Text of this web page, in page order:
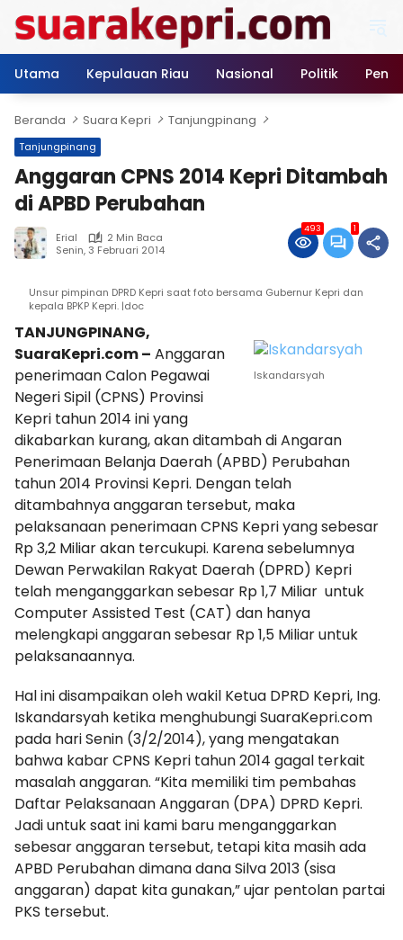
konten
Utama
Kepulauan Riau Nasional Politik
Beranda Suara Kepri Tanjungpinang
Tanjungpinang
Anggaran CPNS 2014 Kepri Ditambah
di APBD Perubahan
Erial
2 Min Baca
Senin, 3 Februari 2014
493 1
Unsur pimpinan DPRD Kepri saat foto bersama Gubernur Kepri dan
kepala BPKP Kepri. |doc
Iskandarsyah
TANJUNGPINANG,
SuaraKepri.com – Anggaran
penerimaan Calon Pegawai
Negeri Sipil (CPNS) Provinsi
Kepri tahun 2014 ini yang
dikabarkan kurang, akan ditambah di Angaran
Penerimaan Belanja Daerah (APBD) Perubahan
tahun 2014 Provinsi Kepri. Dengan telah
ditambahnya anggaran tersebut, maka
pelaksanaan penerimaan CPNS Kepri yang sebesar
Rp 3,2 Miliar akan tercukupi. Karena sebelumnya
Dewan Perwakilan Rakyat Daerah (DPRD) Kepri
telah menganggarkan sebesar Rp 1,7 Miliar untuk
Computer Assisted Test (CAT) dan hanya
melengkapi anggaran sebesar Rp 1,5 Miliar untuk
pelaksanaannya.
Hal ini disampaikan oleh wakil Ketua DPRD Kepri, Ing.
Iskandarsyah ketika menghubungi SuaraKepri.com
pada hari Senin (3/2/2014), yang mengatakan
bahwa kabar CPNS Kepri tahun 2014 gagal terkait
masalah anggaran. “Kita memiliki tim pembahas
Daftar Pelaksanaan Anggaran (DPA) DPRD Kepri.
Jadi untuk saat ini kami baru menganggarkan
sebesar anggaran tersebut, tetapi kita masih ada
APBD Perubahan dimana dana Silva 2013 (sisa
anggaran) dapat kita gunakan,” ujar pentolan partai
PKS tersebut.